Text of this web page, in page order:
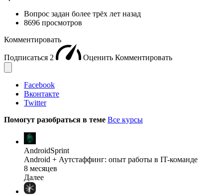
Вопрос задан более трёх лет назад
8696 просмотров
Комментировать
Подписаться 2 Оценить Комментировать
Facebook
Вконтакте
Twitter
Помогут разобраться в теме Все курсы
AndroidSprint
Android + Аутстаффинг: опыт работы в IT-команде
8 месяцев
Далее